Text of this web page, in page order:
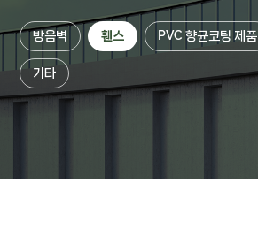
방음벽 휀스 PVC 향균코팅 제품
기타